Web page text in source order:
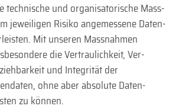
technische und organisatorische Mass­
jeweiligen Risiko angemessene Daten­
Mit unseren Mass­nahmen
die Ver­traulichkeit, Ver­
und Integrität der
ohne aber absolute Daten­
zu können.